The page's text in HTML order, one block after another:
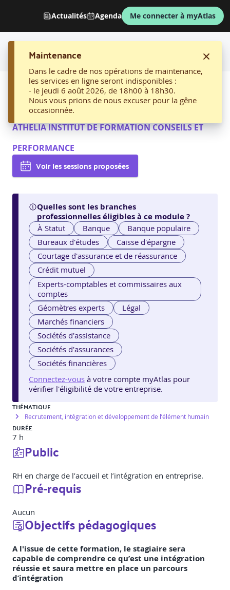
Actualités Agenda Me connecter à myAtlas
Maintenance
Dans le cadre de nos opérations de maintenance,
les services en ligne seront indisponibles :
- le jeudi 6 août 2026, de 18h00 à 18h30.
Nous vous prions de nous excuser pour la gêne
occasionnée.
AFFICHER LE FIL D'ARIANE
04. Réussir l’onboarding par
ATHELIA INSTITUT DE FORMATION CONSEILS ET
PERFORMANCE
Voir les sessions proposées
Quelles sont les branches
professionnelles éligibles à ce module ?
À Statut Banque
Banque populaire
Bureaux d'études
Caisse d'épargne
Courtage d'assurance et de réassurance
Crédit mutuel
Experts-comptables et commissaires aux
comptes
Géomètres experts
Légal
Marchés financiers
Sociétés d'assistance
Sociétés d'assurances
Sociétés financières
Connectez-vous à votre compte myAtlas pour
vérifier l'éligibilité de votre entreprise.
THÉMATIQUE
Recrutement, intégration et développement de l’élément humain
DURÉE
7 h
Public
RH en charge de l’accueil et l’intégration en entreprise.
Pré-requis
Aucun
Objectifs pédagogiques
A l'issue de cette formation, le stagiaire sera
capable de comprendre ce qu’est une intégration
réussie et saura mettre en place un parcours
d’intégration